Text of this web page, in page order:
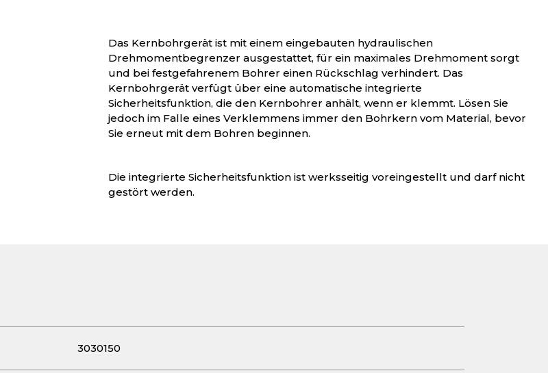
Das Kernbohrgerät ist mit einem eingebauten hydraulischen
Drehmomentbegrenzer ausgestattet, für ein maximales Drehmoment sorgt
und bei festgefahrenem Bohrer einen Rückschlag verhindert. Das
Kernbohrgerät verfügt über eine automatische integrierte
Sicherheitsfunktion, die den Kernbohrer anhält, wenn er klemmt. Lösen Sie
jedoch im Falle eines Verklemmens immer den Bohrkern vom Material, bevor
Sie erneut mit dem Bohren beginnen.
Die integrierte Sicherheitsfunktion ist werksseitig voreingestellt und darf nicht
gestört werden.
3030150